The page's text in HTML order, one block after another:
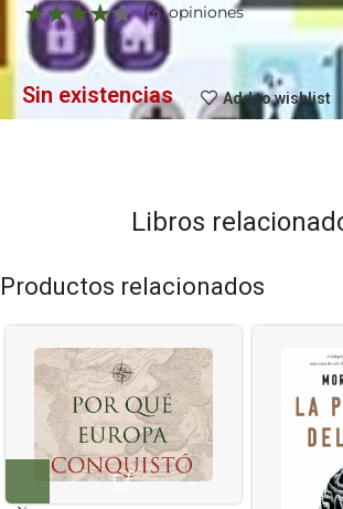
(4) opiniones
Sin existencias Add to wishlist
Libros
Productos relacionados